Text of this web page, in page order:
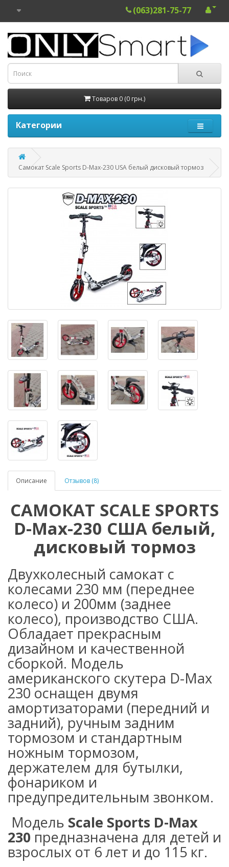
(063)281-75-77
Товаров 0 (0 грн.)
Категории
Самокат Scale Sports D-Max-230 USA белый дисковый тормоз
Описание Отзывов (8)
САМОКАТ SCALE SPORTS
D-Max-230 США белый,
дисковый тормоз
Двухколесный самокат с
колесами 230 мм (переднее
колесо) и 200мм (заднее
колесо), производство США.
Обладает прекрасным
дизайном и качественной
сборкой. Модель
американского скутера D-Max
230 оснащен двумя
амортизаторами (передний и
задний), ручным задним
тормозом и стандартным
ножным тормозом,
держателем для бутылки,
фонариком и
предупредительным звонком.
Модель Scale Sports D-Max
230предназначена для детей и
взрослых от 6 лет и до 115 кг.